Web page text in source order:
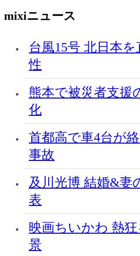
mixiニュース
台風15号 北日本
性
熊本で被災者支援
化
首都高で車4台が
事故
及川光博 結婚&妻
表
映画ちいかわ 熱
景